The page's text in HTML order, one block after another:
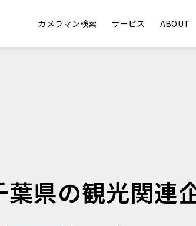
カメラマン検索 サービス ABOUT
葉県の観光関連